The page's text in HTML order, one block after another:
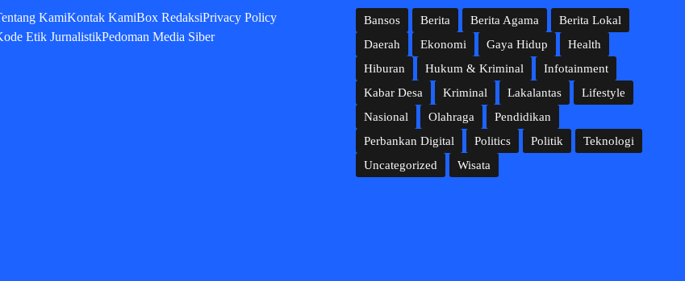
KamiKontak KamiBox RedaksiPrivacy Policy
Etik JurnalistikPedoman Media Siber
Bansos Berita Berita Agama
Berita Lokal
Daerah
Ekonomi Gaya Hidup
Health
Hiburan
Hukum & Kriminal
Infotainment
Kabar Desa
Kriminal Lakalantas
Lifestyle
Nasional
Olahraga
Pendidikan
Perbankan Digital
Politics Politik
Teknologi
Uncategorized
Wisata